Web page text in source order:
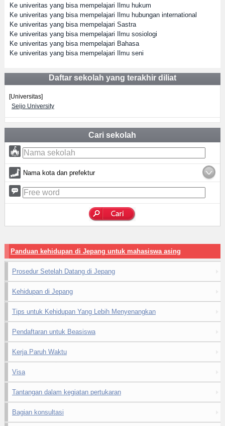
Ke univeritas yang bisa mempelajari Ilmu hukum
Ke univeritas yang bisa mempelajari Ilmu hubungan international
Ke univeritas yang bisa mempelajari Sastra
Ke univeritas yang bisa mempelajari Ilmu sosiologi
Ke univeritas yang bisa mempelajari Bahasa
Ke univeritas yang bisa mempelajari Ilmu seni
Daftar sekolah yang terakhir diliat
[Universitas]
Seijo University
Cari sekolah
Nama kota dan prefektur
Panduan kehidupan di Jepang untuk mahasiswa asing
Prosedur Setelah Datang di Jepang
Kehidupan di Jepang
Tips untuk Kehidupan Yang Lebih Menyenangkan
Pendaftaran untuk Beasiswa
Kerja Paruh Waktu
Visa
Tantangan dalam kegiatan pertukaran
Bagian konsultasi